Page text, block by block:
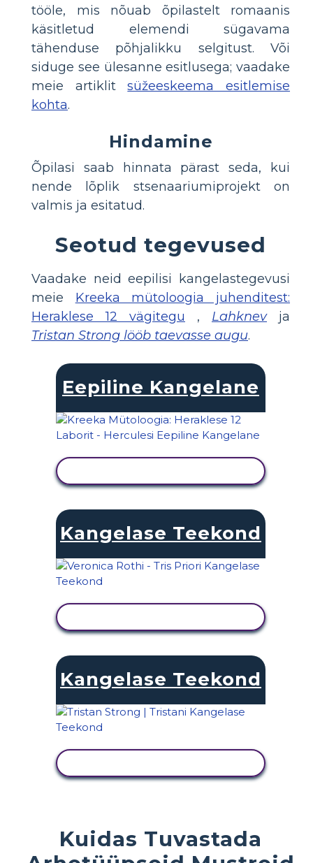
tööle, mis nõuab õpilastelt romaanis
käsitletud elemendi sügavama
tähenduse põhjalikku selgitust. Või
siduge see ülesanne esitlusega; vaadake
meie artiklitsüžeeskeema esitlemise
kohta.
Hindamine
Õpilasi saab hinnata pärast seda, kui
nende lõplik stsenaariumiprojekt on
valmis ja esitatud.
Seotud tegevused
Vaadake neid eepilisi kangelastegevusi
meie Kreeka mütoloogia juhenditest:
Heraklese 12 vägitegu , Lahknevja
Tristan Strong lööb taevasse augu.
Eepiline Kangelane
Kangelase Teekond
Kangelase Teekond
Kuidas Tuvastada